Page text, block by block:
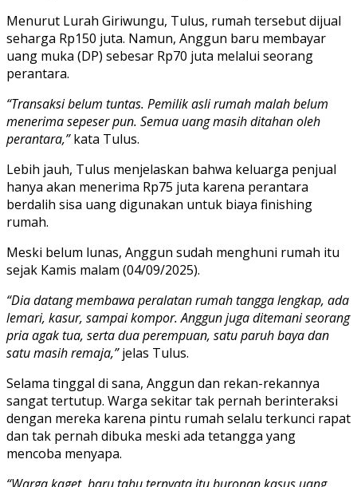
Menurut Lurah Giriwungu, Tulus, rumah tersebut dijual
seharga Rp150 juta. Namun, Anggun baru membayar
uang muka (DP) sebesar Rp70 juta melalui seorang
perantara.
“Transaksi belum tuntas. Pemilik asli rumah malah belum
menerima sepeser pun. Semua uang masih ditahan oleh
perantara,”kata Tulus.
Lebih jauh, Tulus menjelaskan bahwa keluarga penjual
hanya akan menerima Rp75 juta karena perantara
berdalih sisa uang digunakan untuk biaya finishing
rumah.
Meski belum lunas, Anggun sudah menghuni rumah itu
sejak Kamis malam (04/09/2025).
“Dia datang membawa peralatan rumah tangga lengkap, ada
lemari, kasur, sampai kompor. Anggun juga ditemani seorang
pria agak tua, serta dua perempuan, satu paruh baya dan
satu masih remaja,”jelas Tulus.
Selama tinggal di sana, Anggun dan rekan-rekannya
sangat tertutup. Warga sekitar tak pernah berinteraksi
dengan mereka karena pintu rumah selalu terkunci rapat
dan tak pernah dibuka meski ada tetangga yang
mencoba menyapa.